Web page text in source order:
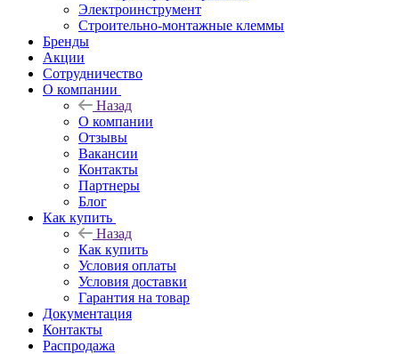
Электроинструмент
Строительно-монтажные клеммы
Бренды
Акции
Сотрудничество
О компании
Назад
О компании
Отзывы
Вакансии
Контакты
Партнеры
Блог
Как купить
Назад
Как купить
Условия оплаты
Условия доставки
Гарантия на товар
Документация
Контакты
Распродажа